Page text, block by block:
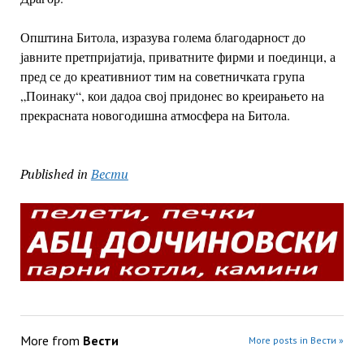
Општина Битола, изразува голема благодарност до
јавните претпријатија, приватните фирми и поединци, а
пред се до креативниот тим на советничката група
„Поинаку“, кои дадоа свој придонес во креирањето на
прекрасната новогодишна атмосфера на Битола.
Published in Вести
More from Вести More posts in Вести »